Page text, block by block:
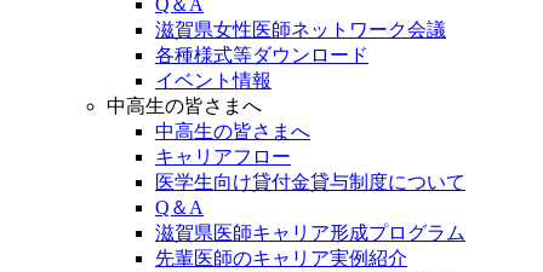
Q＆A
滋賀県女性医師ネットワーク会議
各種様式等ダウンロード
イベント情報
中高生の皆さまへ
中高生の皆さまへ
キャリアフロー
医学生向け貸付金貸与制度について
Q＆A
滋賀県医師キャリア形成プログラム
先輩医師のキャリア実例紹介